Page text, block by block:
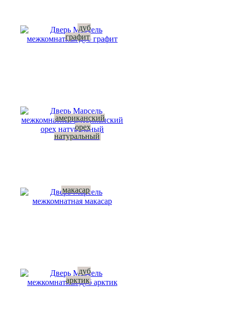
дуб
графит
американский
орех
натуральный
макасар
дуб
арктик